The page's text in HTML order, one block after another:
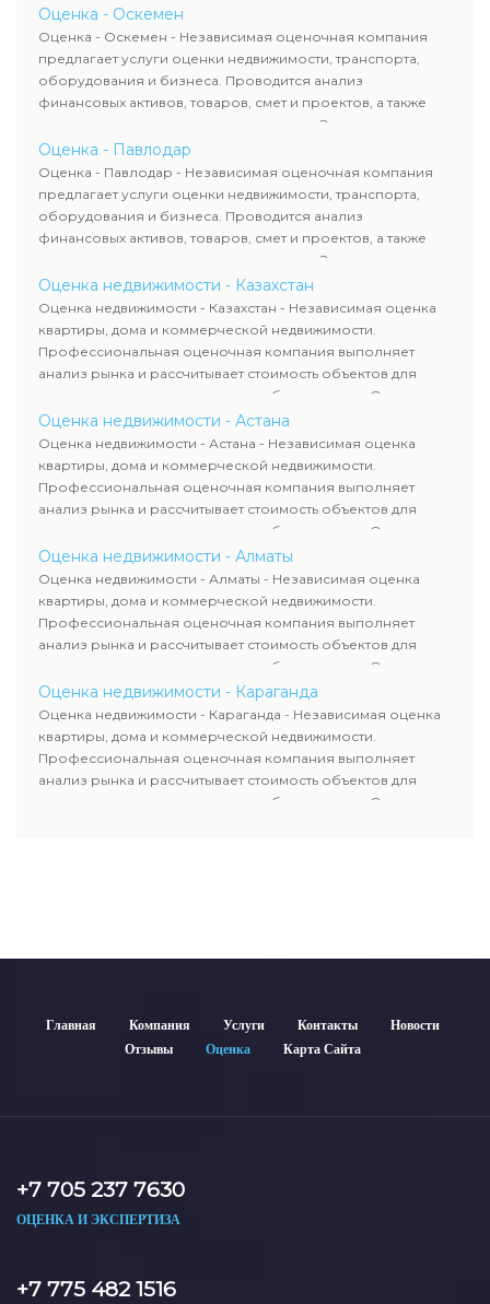
определяют рыночную стоимость имущества и
рассчитывают ущерб. Все отчеты соответствуют
требованиям законодательства и используются для
сделок, кредитования и судебных процессов.
Оценка - Оскемен
Оценка - Оскемен - Независимая оценочная компания
предлагает услуги оценки недвижимости, транспорта,
оборудования и бизнеса. Проводится анализ
финансовых активов, товаров, смет и проектов, а также
оценка животных и недропользования. Эксперты
определяют рыночную стоимость имущества и
рассчитывают ущерб. Все отчеты соответствуют
требованиям законодательства и используются для
сделок, кредитования и судебных процессов.
Оценка - Павлодар
Оценка - Павлодар - Независимая оценочная компания
предлагает услуги оценки недвижимости, транспорта,
оборудования и бизнеса. Проводится анализ
финансовых активов, товаров, смет и проектов, а также
оценка животных и недропользования. Эксперты
определяют рыночную стоимость имущества и
рассчитывают ущерб. Все отчеты соответствуют
требованиям законодательства и используются для
сделок, кредитования и судебных процессов.
Оценка недвижимости - Казахстан
Оценка недвижимости - Казахстан - Независимая оценка
квартиры, дома и коммерческой недвижимости.
Профессиональная оценочная компания выполняет
анализ рынка и рассчитывает стоимость объектов для
продажи, ипотеки, аренды и судебных споров. Оценка
недвижимости включает современные методы и
гарантирует объективные результаты. Отчеты
используются для банков, судов и страховых компаний по
всему Казахстану.
Оценка недвижимости - Астана
Оценка недвижимости - Астана - Независимая оценка
квартиры, дома и коммерческой недвижимости.
Профессиональная оценочная компания выполняет
анализ рынка и рассчитывает стоимость объектов для
продажи, ипотеки, аренды и судебных споров. Оценка
недвижимости включает современные методы и
гарантирует объективные результаты. Отчеты
используются для банков, судов и страховых компаний по
всему Казахстану.
Оценка недвижимости - Алматы
Оценка недвижимости - Алматы - Независимая оценка
квартиры, дома и коммерческой недвижимости.
Профессиональная оценочная компания выполняет
анализ рынка и рассчитывает стоимость объектов для
продажи, ипотеки, аренды и судебных споров. Оценка
недвижимости включает современные методы и
гарантирует объективные результаты. Отчеты
используются для банков, судов и страховых компаний по
всему Казахстану.
Оценка недвижимости - Караганда
Оценка недвижимости - Караганда - Независимая оценка
квартиры, дома и коммерческой недвижимости.
Профессиональная оценочная компания выполняет
анализ рынка и рассчитывает стоимость объектов для
продажи, ипотеки, аренды и судебных споров. Оценка
Главная Компания Услуги Контакты
Новости
Отзывы
Оценка Карта Сайта
+7 705 237 7630
ОЦЕНКА И ЭКСПЕРТИЗА
+7 775 482 1516